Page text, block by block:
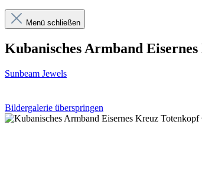
Menü schließen
Kubanisches Armband
Sunbeam Jewels
Bildergalerie überspringen